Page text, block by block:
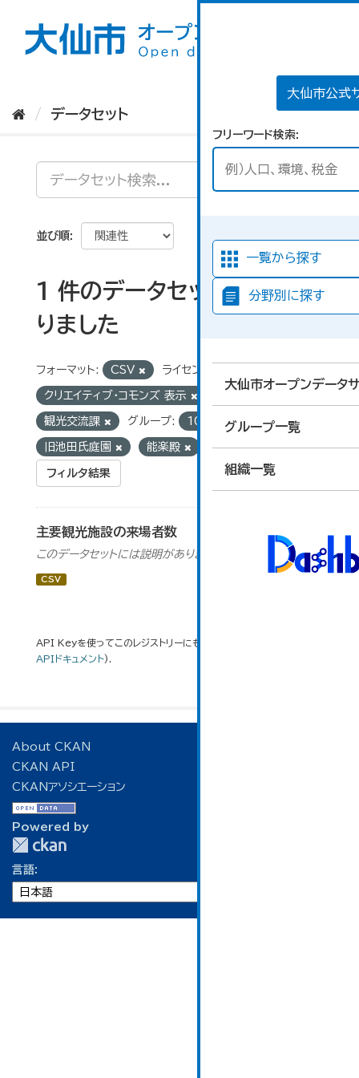
大仙市公式
フリーワード検索
一覧から探す
分野別に探す
大仙市オープンデータ
グループ一覧
組織一覧
データセット
並び順
1 件のデータセットが見つか
りました
フォーマット: CSV ライセンス:
クリエイティブ・コモンズ 表示
観光交流課 グループ: 10_運輸・観光 タグ:
旧池田氏庭園 能楽殿
フィルタ結果
主要観光施設の来場者数
このデータセットには説明がありません
CSV
API Keyを使ってこのレジストリーにもアクセス可能です
APIドキュメント).
About CKAN
CKAN API
CKANアソシエーション
Powered by
言語